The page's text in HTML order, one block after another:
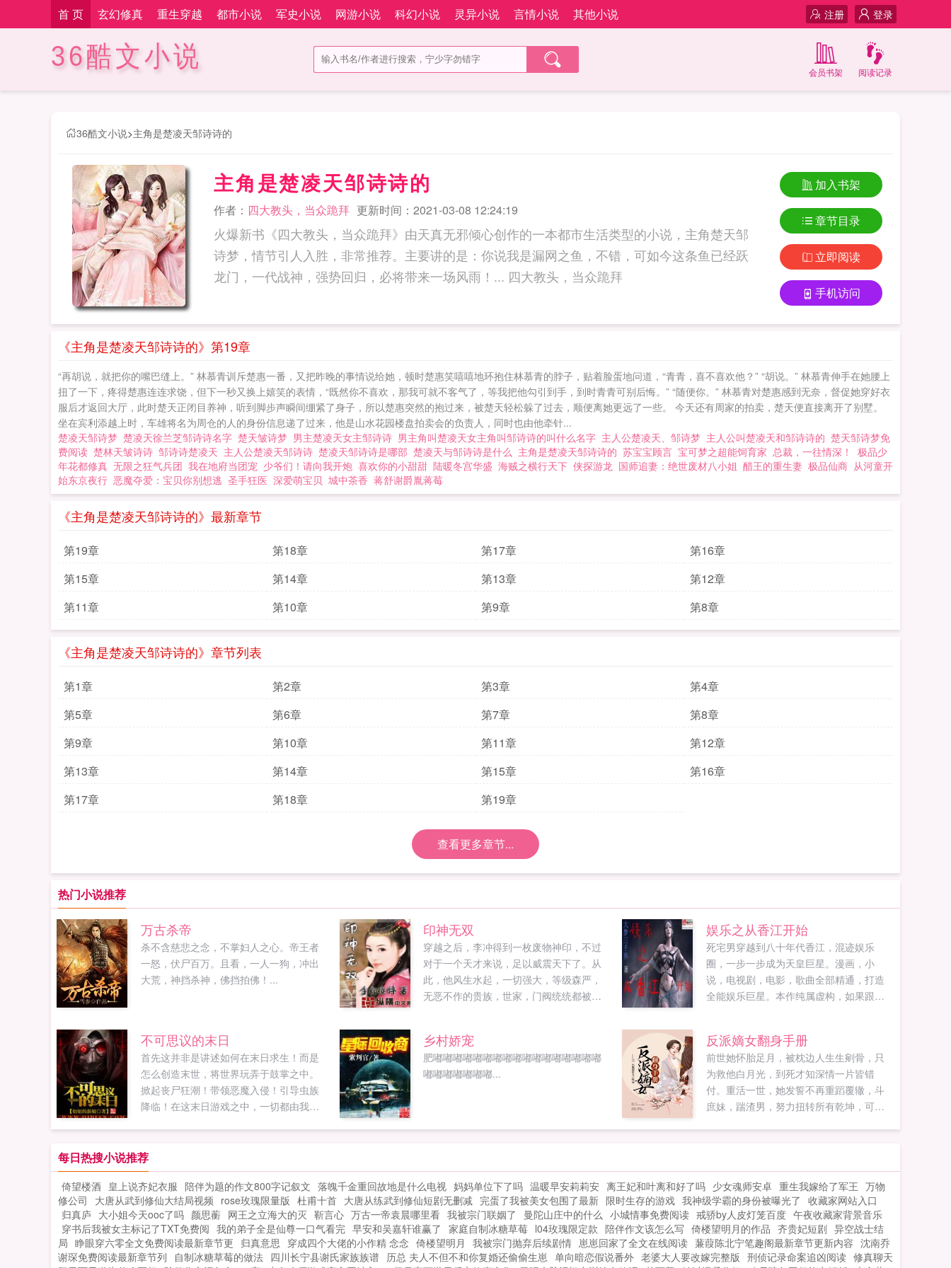
首 页 玄幻修真 重生穿越 都市小说 军史小说 网游小说 科幻小说 灵异小说 言情小说 其他小说 登录
注册
36酷文小说 阅读记录
会员书架
36酷文小说>主角是楚凌天邹诗诗的
主角是楚凌天邹诗诗的
作者： 四大教头，当众跪拜 更新时间：2021-03-08 12:24:19
火爆新书《四大教头，当众跪拜》由天真无邪倾心创作的一本都市生活类型的小说，主角楚天邹
诗梦，情节引人入胜，非常推荐。主要讲的是：你说我是漏网之鱼，不错，可如今这条鱼已经跃
龙门，一代战神，强势回归，必将带来一场风雨！... 四大教头，当众跪拜
加入书架
章节目录
立即阅读
手机访问
《主角是楚凌天邹诗诗的》第19章
“再胡说，就把你的嘴巴缝上。” 林慕青训斥楚惠一番，又把昨晚的事情说给她，顿时楚惠笑嘻嘻地环抱住林慕青的脖子，贴着脸蛋地问道，“青青，喜不喜欢他？” “胡说。” 林慕青伸手在她腰上
扭了一下，疼得楚惠连连求饶，但下一秒又换上嬉笑的表情，“既然你不喜欢，那我可就不客气了，等我把他勾引到手，到时青青可别后悔。” “随便你。” 林慕青对楚惠感到无奈，督促她穿好衣
服后才返回大厅，此时楚天正闭目养神，听到脚步声瞬间绷紧了身子，所以楚惠突然的抱过来，被楚天轻松躲了过去，顺便离她更远了一些。 今天还有周家的拍卖，楚天便直接离开了别墅。
坐在宾利添越上时，车雄将名为周仓的人的身份信息递了过来，他是山水花园楼盘拍卖会的负责人，同时也由他牵针...
楚凌天邹诗梦 楚凌天徐兰芝邹诗诗名字 楚天皱诗梦 男主楚凌天女主邹诗诗 男主角叫楚凌天女主角叫邹诗诗的叫什么名字 主人公楚凌天、邹诗梦 主人公叫楚凌天和邹诗诗的 楚天邹诗梦免
费阅读 楚林天皱诗诗 邹诗诗楚凌天 主人公楚凌天邹诗诗 楚凌天邹诗诗是哪部 楚凌天与邹诗诗是什么 主角是楚凌天邹诗诗的 苏宝宝顾言 宝可梦之超能饲育家 总裁，一往情深！
极品少
年花都修真 无限之狂气兵团 我在地府当团宠 少爷们！请向我开炮 喜欢你的小甜甜 陆暖冬宫华盛 海贼之横行天下 侠探游龙 国师追妻：绝世废材八小姐 醋王的重生妻 极品仙商 从河童开
始东京夜行 恶魔夺爱：宝贝你别想逃 圣手狂医 深爱萌宝贝 城中茶香 蒋舒谢爵胤蒋莓
《主角是楚凌天邹诗诗的》最新章节
第19章 第18章 第17章
第16章
第15章
第14章 第13章
第12章
第11章
第10章 第9章 第8章
《主角是楚凌天邹诗诗的》章节列表
第1章 第2章 第3章
第4章
第5章
第6章 第7章
第8章
第9章
第10章 第11章
第12章
第13章
第14章 第15章
第16章
第17章
第18章 第19章
查看更多章节...
热门小说推荐
万古杀帝
杀不含慈悲之念，不掌妇人之心。帝王者
一怒，伏尸百万。且看，一人一狗，冲出
大荒，神挡杀神，佛挡拍佛！...
印神无双
穿越之后，李冲得到一枚废物神印，不过
对于一个天才来说，足以威震天下了。从
此，他风生水起，一切强大，等级森严，
无恶不作的贵族，世家，门阀统统都被他
流云飞鹤仙道炼心降仙奇缘劲气凌厉飞骑
王等，人品保证，放心收藏。顺便求红
票。本书书友群126178128大家请进...
娱乐之从香江开始
死宅男穿越到八十年代香江，混迹娱乐
圈，一步一步成为天皇巨星。漫画，小
说，电视剧，电影，歌曲全部精通，打造
全能娱乐巨星。本作纯属虚构，如果跟现
不可思议的末日
首先这并非是讲述如何在末日求生！而是
怎么创造末世，将世界玩弄于鼓掌之中。
掀起丧尸狂潮！带领恶魔入侵！引导虫族
降临！在这末日游戏之中，一切都由我一
阿尔萨丝米奈希尔。由吞噬一切的病毒创
造的生命，亚历克斯墨瑟将时间掌控于手
中的极恶精灵，时崎狂三。被符文枷锁所
禁锢的远古巫灵，泽拉斯。诸君一起来创
造一次末日的狂欢盛宴吧！...
乡村娇宠
肥嘟嘟嘟嘟嘟嘟嘟嘟嘟嘟嘟嘟嘟嘟嘟嘟嘟
嘟嘟嘟嘟嘟嘟嘟...
反派嫡女翻身手册
前世她怀胎足月，被枕边人生生剜骨，只
为救他白月光，到死才知深情一片皆错
付。重活一世，她发誓不再重蹈覆辙，斗
庶妹，踹渣男，努力扭转所有乾坤，可身
每日热搜小说推荐
倚望楼酒 皇上说齐妃衣服 陪伴为题的作文800字记叙文 落魄千金重回故地是什么电视 妈妈单位下了吗 温暖早安莉莉安 离王妃和叶离和好了吗 少女魂师安卓 重生我嫁给了军王 万物
修公司
大唐从武到修仙大结局视频 rose玫瑰限量版 杜甫十首 大唐从练武到修仙短剧无删减 完蛋了我被美女包围了最新 限时生存的游戏 我神级学霸的身份被曝光了 收藏家网站入口
归真庐 大小姐今天ooc了吗 颜思蘅 网王之立海大的灭 靳言心 万古一帝袁晨哪里看 我被宗门联姻了 曼陀山庄中的什么 小城情事免费阅读 戒骄by人皮灯笼百度 午夜收藏家背景音乐
穿书后我被女主标记了TXT免费阅 我的弟子全是仙尊一口气看完 早安和吴嘉轩谁赢了 家庭自制冰糖草莓 l04玫瑰限定款 陪伴作文该怎么写 倚楼望明月的作品 齐贵妃短剧 异空战士结
局 睁眼穿六零全文免费阅读最新章节更 归真意思 穿成四个大佬的小作精 念念 倚楼望明月 我被宗门抛弃后续剧情 崽崽回家了全文在线阅读 蒹葭陈北宁笔趣阁最新章节更新内容 沈南乔
谢琛免费阅读最新章节列
自制冰糖草莓的做法 四川长宁县谢氏家族族谱 历总 夫人不但不和你复婚还偷偷生崽 单向暗恋假说番外 老婆大人要改嫁完整版 刑侦记录命案追凶阅读 修真聊天